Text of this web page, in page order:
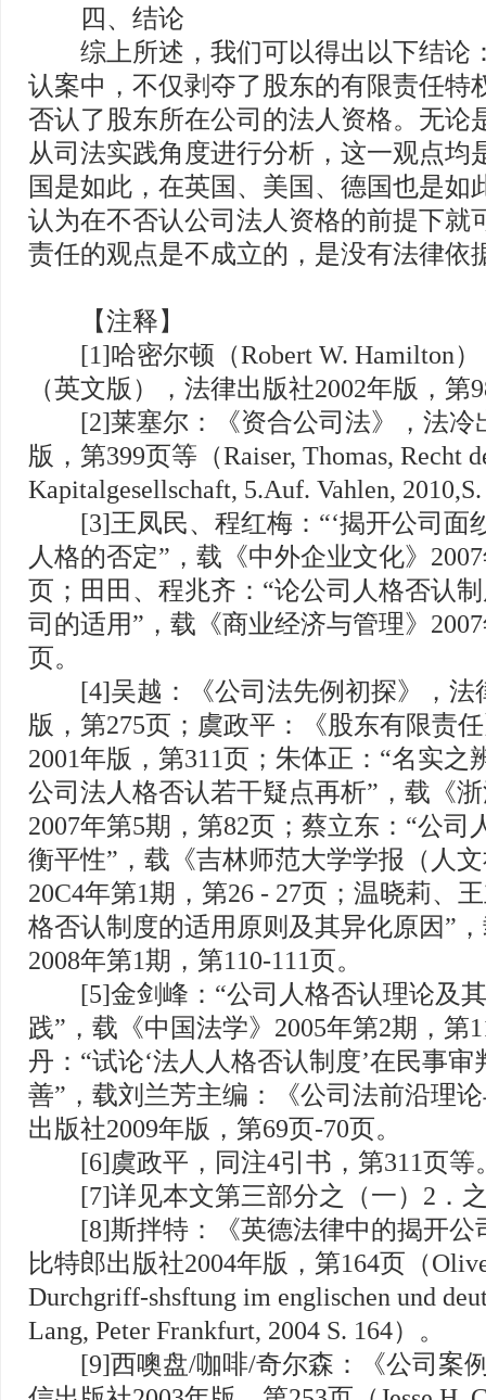
四、结论
综上所述，我们可以得出以下结论
认案中，不仅剥夺了股东的有限责任特
否认了股东所在公司的法人资格。无论
从司法实践角度进行分析，这一观点均
国是如此，在英国、美国、德国也是如
认为在不否认公司法人资格的前提下就
责任的观点是不成立的，是没有法律依
【注释】
[1]哈密尔顿（Robert W. Hamilton）
（英文版），法律出版社2002年版，第
[2]莱塞尔：《资合公司法》，法冷
版，第399页等（Raiser, Thomas, Recht
Kapitalgesellschaft, 5.Auf. Vahlen,
[3]王凤民、程红梅：“‘揭开公司面
人格的否定”，载《中外企业文化》
页；田田、程兆齐：“论公司人格否认
司的适用”，载《商业经济与管理》
页。
[4]吴越：《公司法先例初探》，法
版，第275页；虞政平：《股东有限责
2001年版，第311页；朱体正：“名实
公司法人格否认若干疑点再析”，载《
2007年第5期，第82页；蔡立东：“公司
衡平性”，载《吉林师范大学学报（人
20C4年第1期，第26 - 27页；温晓莉、
格否认制度的适用原则及其异化原因”
2008年第1期，第110-111页。
[5]金剑峰：“公司人格否认理论及
践”，载《中国法学》2005年第2期，第
丹：“试论‘法人人格否认制度’在民事
善”，载刘兰芳主编：《公司法前沿理
出版社2009年版，第69页-70页。
[6]虞政平，同注4引书，第311页等
[7]详见本文第三部分之（一）2．
[8]斯拌特：《英德法律中的揭开公
比特郎出版社2004年版，第164页（
Durchgriff-shsftung im englischen und
Lang, Peter Frankfurt, 2004 S. 164）。
[9]西噢盘/咖啡/奇尔森：《公司案